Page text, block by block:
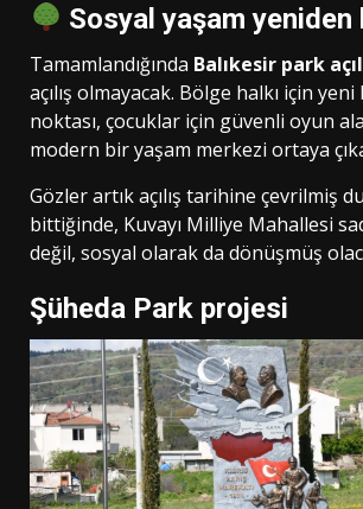
Sosyal yaşam
Tamamlandığında Balıkesir park
açılış olmayacak. Bölge halkı için
noktası, çocuklar için güvenli oyun
modern bir yaşam merkezi ortaya
Gözler artık açılış tarihine çevrilmiş
bittiğinde, Kuvayı Milliye Mahallesi
değil, sosyal olarak da dönüşmüş
Şüheda Park projesi